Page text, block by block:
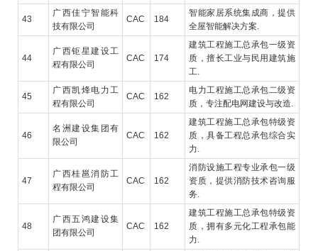
43
广西佳宁智能科
技有限公司
CAC 184
智能家居系统集成商，提供
全屋智能解决方案.
44
广西钜星建设工
程有限公司
CAC 174
建筑工程施工总承包一级资
质，擅长工业与民用建筑施
工.
45
广西凯烽电力工
程有限公司
CAC 162
电力工程施工总承包二级资
质，专注配电网建设与改造.
46
名洲建设集团有
限公司
CAC 162
建筑工程施工总承包特级资
质，具备工程总承包综合实
力.
47
广西桂邕消防工
程有限公司
CAC 162
消防设施工程专业承包一级
资质，提供消防技术咨询服
务.
48
广西五鸿建设集
团有限公司
CAC 162
建筑工程施工总承包特级资
质，拥有多元化工程承包能
力.